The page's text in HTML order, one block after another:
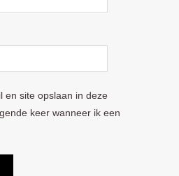
en site opslaan in deze
keer wanneer ik een